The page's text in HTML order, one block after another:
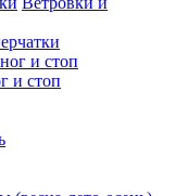
и стоп